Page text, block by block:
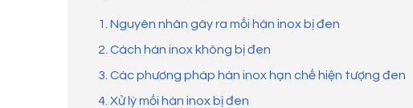
1. Nguyên nhân gây ra mối hàn inox bị đen
2. Cách hàn inox không bị đen
3. Các phương pháp hàn inox hạn chế hiện tượng đen
4. Xử lý mối hàn inox bị đen